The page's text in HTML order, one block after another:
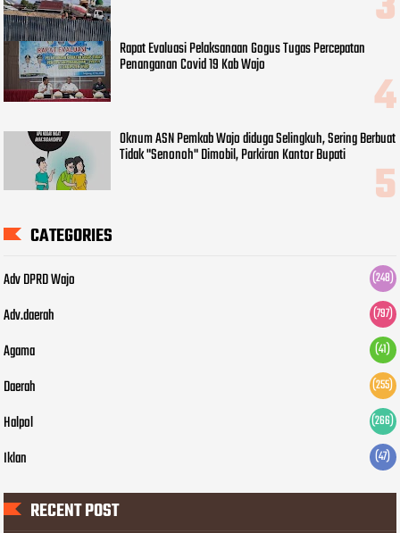
Rapat Evaluasi Pelaksanaan Gogus Tugas Percepatan
Penanganan Covid 19 Kab Wajo
Oknum ASN Pemkab Wajo diduga Selingkuh, Sering Berbuat
Tidak "Senonoh" Dimobil, Parkiran Kantor Bupati
CATEGORIES
Adv DPRD Wajo (248)
Adv.daerah (797)
Agama (41)
Daerah (255)
Halpol (266)
Iklan (47)
RECENT POST